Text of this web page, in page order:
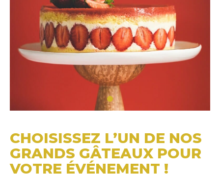
CHOISISSEZ L’UN DE NOS
GRANDS GÂTEAUX POUR
VOTRE ÉVÉNEMENT !